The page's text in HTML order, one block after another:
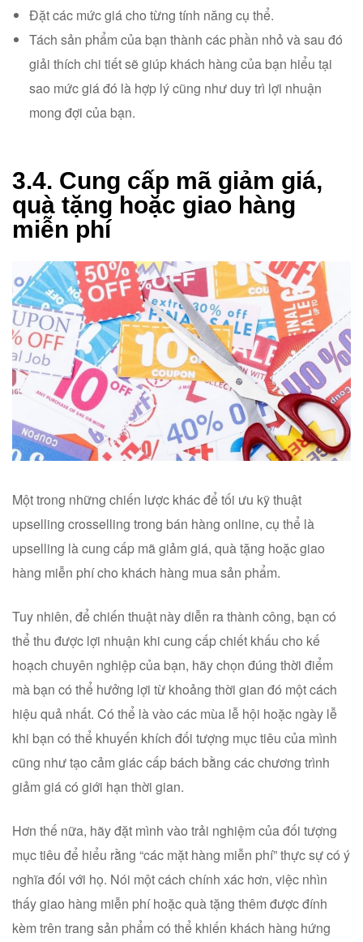
Đặt các mức giá cho từng tính năng cụ thể.
Tách sản phẩm của bạn thành các phần nhỏ và sau đó
giải thích chi tiết sẽ giúp khách hàng của bạn hiểu tại
sao mức giá đó là hợp lý cũng như duy trì lợi nhuận
mong đợi của bạn.
3.4. Cung cấp mã giảm giá,
quà tặng hoặc giao hàng
miễn phí
Một trong những chiến lược khác để tối ưu kỹ thuật
upselling crosselling trong bán hàng online, cụ thể là
upselling là cung cấp mã giảm giá, quà tặng hoặc giao
hàng miễn phí cho khách hàng mua sản phẩm.
Tuy nhiên, để chiến thuật này diễn ra thành công, bạn có
thể thu được lợi nhuận khi cung cấp chiết khấu cho kế
hoạch chuyên nghiệp của bạn, hãy chọn đúng thời điểm
mà bạn có thể hưởng lợi từ khoảng thời gian đó một cách
hiệu quả nhất. Có thể là vào các mùa lễ hội hoặc ngày lễ
khi bạn có thể khuyến khích đối tượng mục tiêu của mình
cũng như tạo cảm giác cấp bách bằng các chương trình
giảm giá có giới hạn thời gian.
Hơn thế nữa, hãy đặt mình vào trải nghiệm của đối tượng
mục tiêu để hiểu rằng “các mặt hàng miễn phí” thực sự có ý
nghĩa đối với họ. Nói một cách chính xác hơn, việc nhìn
thấy giao hàng miễn phí hoặc quà tặng thêm được đính
kèm trên trang sản phẩm có thể khiến khách hàng hứng